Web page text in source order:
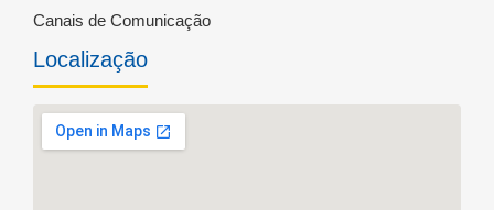
Canais de Comunicação
Localização